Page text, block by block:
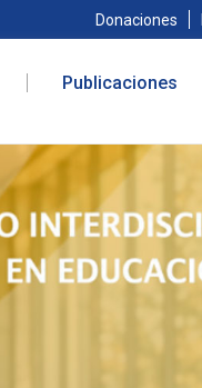
Donaciones
Publicaciones